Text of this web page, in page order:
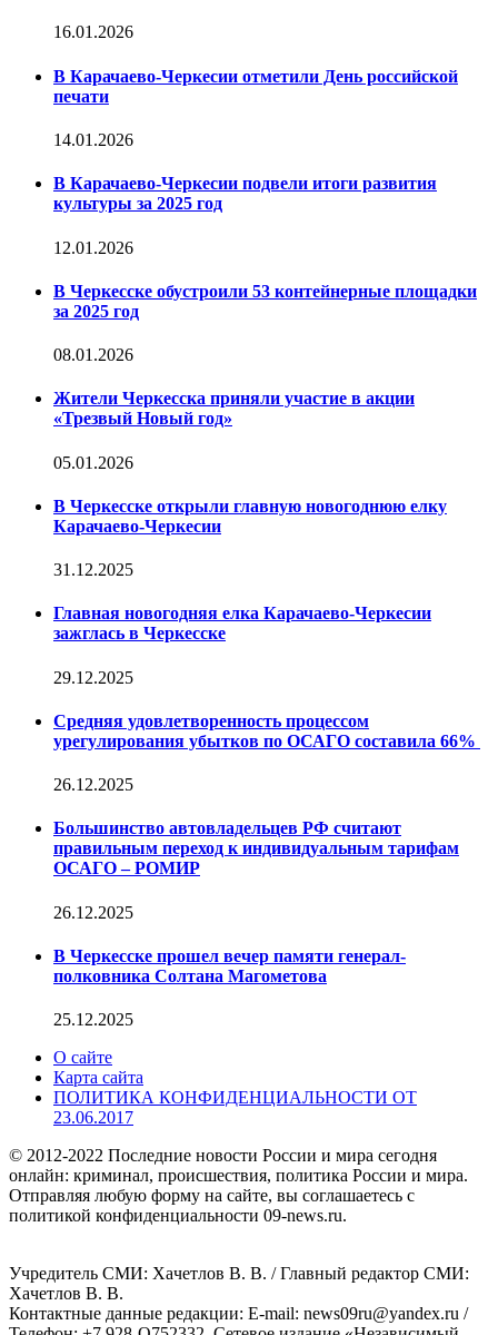
16.01.2026
В Карачаево-Черкесии отметили День российской
печати
14.01.2026
В Карачаево-Черкесии подвели итоги развития
культуры за 2025 год
12.01.2026
В Черкесске обустроили 53 контейнерные площадки
за 2025 год
08.01.2026
Жители Черкесска приняли участие в акции
«Трезвый Новый год»
05.01.2026
В Черкесске открыли главную новогоднюю елку
Карачаево-Черкесии
31.12.2025
Главная новогодняя елка Карачаево-Черкесии
зажглась в Черкесске
29.12.2025
Средняя удовлетворенность процессом
урегулирования убытков по ОСАГО составила 66%
26.12.2025
Большинство автовладельцев РФ считают
правильным переход к индивидуальным тарифам
ОСАГО – РОМИР
26.12.2025
В Черкесске прошел вечер памяти генерал-
полковника Солтана Магометова
25.12.2025
О сайте
Карта сайта
ПОЛИТИКА КОНФИДЕНЦИАЛЬНОСТИ ОТ
23.06.2017
© 2012-2022 Последние новости России и мира сегодня
онлайн: криминал, происшествия, политика России и мира.
Отправляя любую форму на сайте, вы соглашаетесь с
политикой конфиденциальности 09-news.ru.
Учредитель СМИ: Хaчeтлoв B. B. / Главный редактор СМИ:
Хaчeтлoв B. B.
Контактные данные редакции: E-mail: news09ru@yandex.ru /